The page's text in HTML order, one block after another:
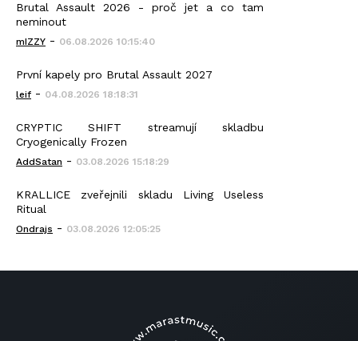
Brutal Assault 2026 - proč jet a co tam
neminout
mIZZY - 06.08.2026 10:15:40
První kapely pro Brutal Assault 2027
leif - 04.08.2026 18:18:31
CRYPTIC SHIFT streamují skladbu
Cryogenically Frozen
AddSatan - 03.08.2026 15:18:29
KRALLICE zveřejnili skladu Living Useless
Ritual
Ondrajs - 03.08.2026 12:05:25